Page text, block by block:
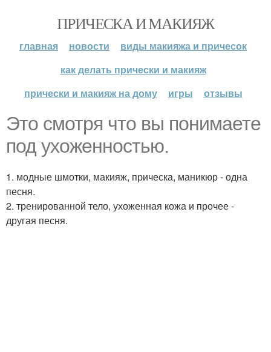
ПРИЧЕСКА И МАКИЯЖ
главная новости
виды макияжа и причесок
как делать прически и макияж
прически и макияж на дому
игры отзывы
Это смотря что вы понимаете
под ухоженностью.
1. модные шмотки, макияж, прическа, маникюр - одна
песня.
2. тренированной тело, ухоженная кожа и прочее -
другая песня.